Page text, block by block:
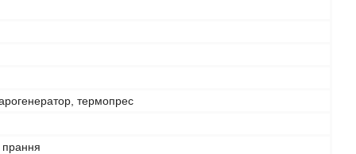
термопрес
прання